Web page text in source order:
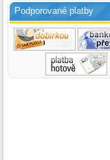
Podporované platby